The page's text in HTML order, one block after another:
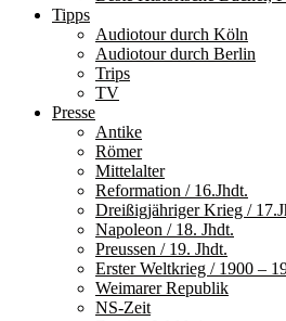
Tipps
Audiotour durch Köln
Audiotour durch Berlin
Trips
TV
Presse
Antike
Römer
Mittelalter
Reformation / 16.Jhdt.
Dreißigjähriger Krieg /
Napoleon / 18. Jhdt.
Preussen / 19. Jhdt.
Erster Weltkrieg / 1900 –
Weimarer Republik
NS-Zeit